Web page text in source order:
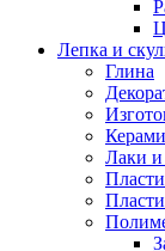
Лепка и
Глина
Лаки и